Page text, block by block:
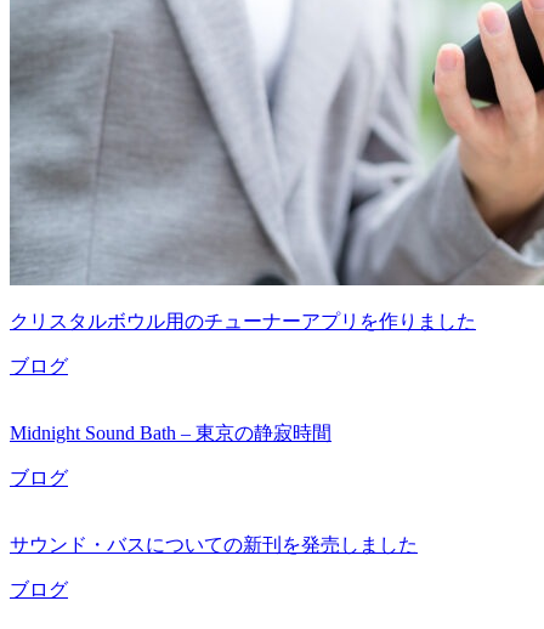
クリスタルボウル用のチューナーアプリを作りました
ブログ
Midnight Sound Bath – 東京の静寂時間
ブログ
サウンド・バスについての新刊を発売しました
ブログ